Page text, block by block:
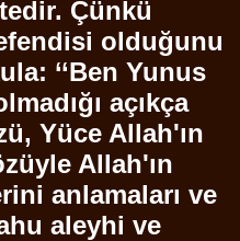
Çünkü
olduğunu
‘‘Ben Yunus
açıkça
Yüce Allah'ın
Allah'ın
anlamaları ve
aleyhi ve